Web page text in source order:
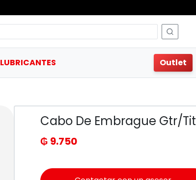
LUBRICANTES Outlet
Cabo De Embrague Gtr/Tit
₲ 9.750